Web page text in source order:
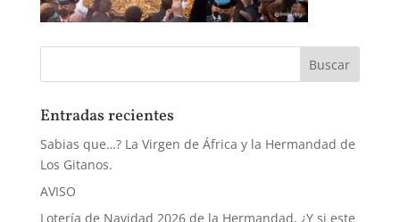
Entradas recientes
Sabias que…? La Virgen de África y la Hermandad de
Los Gitanos.
AVISO
Lotería de Navidad 2026 de la Hermandad, ¿Y si este